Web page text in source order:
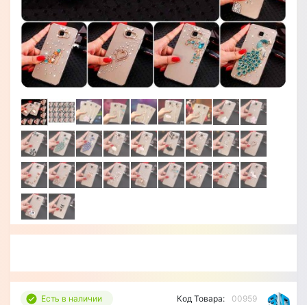
Есть в наличии Код Товара: 00959